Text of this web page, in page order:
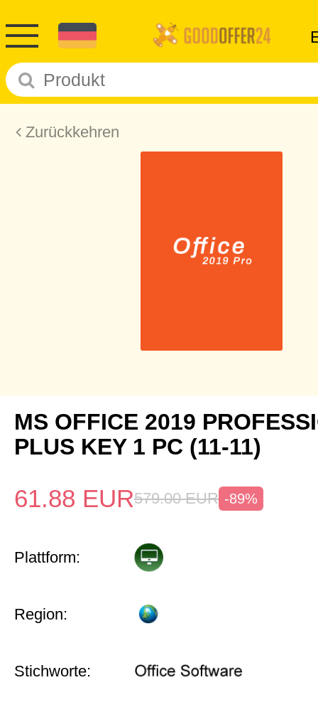
Zurückkehren
MS OFFICE 2019
PLUS KEY 1 PC (11-11)
61.88 EUR579.00 EUR -89%
Plattform:
Region:
Stichworte: